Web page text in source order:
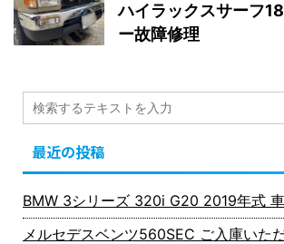
ハイラックスサーフ
ー故障修理
最近の投稿
BMW 3シリーズ 320i G20 2019年式
メルセデスベンツ560SEC ご入庫いた